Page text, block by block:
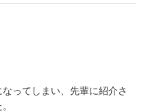
ってしまい、先輩に紹介さ